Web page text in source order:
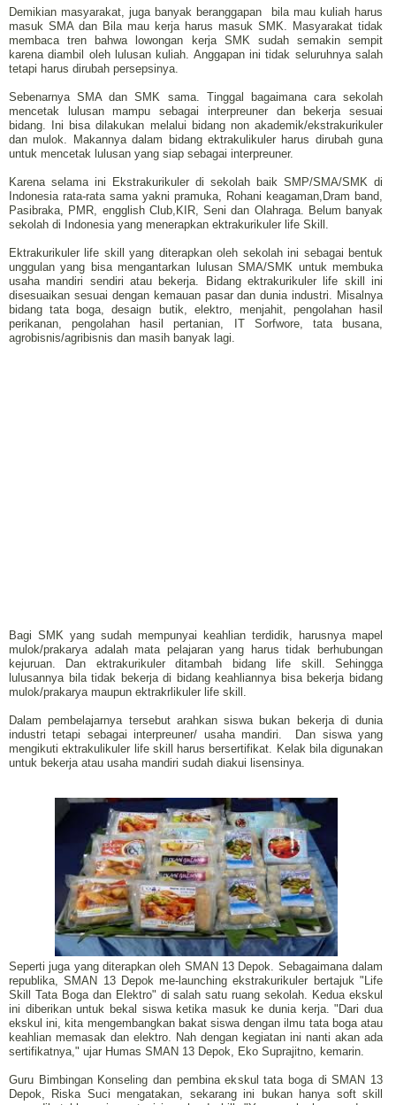
Demikian masyarakat, juga banyak beranggapan bila mau kuliah harus
masuk SMA dan Bila mau kerja harus masuk SMK. Masyarakat tidak
membaca tren bahwa lowongan kerja SMK sudah semakin sempit
karena diambil oleh lulusan kuliah. Anggapan ini tidak seluruhnya salah
tetapi harus dirubah persepsinya.
Sebenarnya SMA dan SMK sama. Tinggal bagaimana cara sekolah
mencetak lulusan mampu sebagai interpreuner dan bekerja sesuai
bidang. Ini bisa dilakukan melalui bidang non akademik/ekstrakurikuler
dan mulok. Makannya dalam bidang ektrakulikuler harus dirubah guna
untuk mencetak lulusan yang siap sebagai interpreuner.
Karena selama ini Ekstrakurikuler di sekolah baik SMP/SMA/SMK di
Indonesia rata-rata sama yakni pramuka, Rohani keagaman,Dram band,
Pasibraka, PMR, engglish Club,KIR, Seni dan Olahraga. Belum banyak
sekolah di Indonesia yang menerapkan ektrakurikuler life Skill.
Ektrakurikuler life skill yang diterapkan oleh sekolah ini sebagai bentuk
unggulan yang bisa mengantarkan lulusan SMA/SMK untuk membuka
usaha mandiri sendiri atau bekerja. Bidang ektrakurikuler life skill ini
disesuaikan sesuai dengan kemauan pasar dan dunia industri. Misalnya
bidang tata boga, desaign butik, elektro, menjahit, pengolahan hasil
perikanan, pengolahan hasil pertanian, IT Sorfwore, tata busana,
agrobisnis/agribisnis dan masih banyak lagi.
Bagi SMK yang sudah mempunyai keahlian terdidik, harusnya mapel
mulok/prakarya adalah mata pelajaran yang harus tidak berhubungan
kejuruan. Dan ektrakurikuler ditambah bidang life skill. Sehingga
lulusannya bila tidak bekerja di bidang keahliannya bisa bekerja bidang
mulok/prakarya maupun ektrakrlikuler life skill.
Dalam pembelajarnya tersebut arahkan siswa bukan bekerja di dunia
industri tetapi sebagai interpreuner/ usaha mandiri. Dan siswa yang
mengikuti ektrakulikuler life skill harus bersertifikat. Kelak bila digunakan
untuk bekerja atau usaha mandiri sudah diakui lisensinya.
Seperti juga yang diterapkan oleh SMAN 13 Depok. Sebagaimana dalam
republika, SMAN 13 Depok me-launching ekstrakurikuler bertajuk "Life
Skill Tata Boga dan Elektro" di salah satu ruang sekolah. Kedua ekskul
ini diberikan untuk bekal siswa ketika masuk ke dunia kerja. "Dari dua
ekskul ini, kita mengembangkan bakat siswa dengan ilmu tata boga atau
keahlian memasak dan elektro. Nah dengan kegiatan ini nanti akan ada
sertifikatnya," ujar Humas SMAN 13 Depok, Eko Suprajitno, kemarin.
Guru Bimbingan Konseling dan pembina ekskul tata boga di SMAN 13
Depok, Riska Suci mengatakan, sekarang ini bukan hanya soft skill